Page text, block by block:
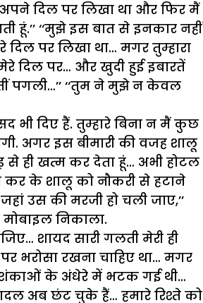
दिल पर लिखा था और फिर मैं
हूं.’’ ‘‘मुझे इस बात से इनकार नहीं
पर लिखा था… मगर तुम्हारा
दिल पर… और खुदी हुई इबारतें
पगली…’’ ‘‘तुम ने मुझे न केवल
दिए हैं. तुम्हारे बिना न मैं कुछ
अगर इस बीमारी की वजह शालू
ही खत्म कर देता हूं… अभी होटल
के शालू को नौकरी से हटाने
उस की मरजी हो चली जाए,’’
निकाला.
शायद सारी गलती मेरी ही
भरोसा रखना चाहिए था… मगर
के अंधेरे में भटक गई थी…
अब छंट चुके हैं… हमारे रिश्ते को